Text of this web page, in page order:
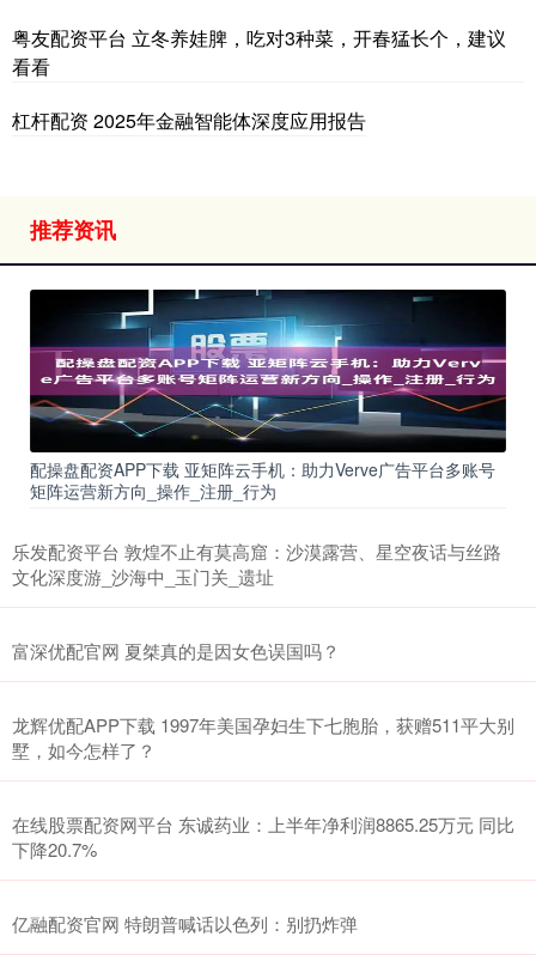
粤友配资平台 立冬养娃脾，吃对3种菜，开春猛长个，建议
看看
杠杆配资 2025年金融智能体深度应用报告
推荐资讯
配操盘配资APP下载 亚矩阵云手机：助力Verve广告平台多账号
矩阵运营新方向_操作_注册_行为
乐发配资平台 敦煌不止有莫高窟：沙漠露营、星空夜话与丝路
文化深度游_沙海中_玉门关_遗址
富深优配官网 夏桀真的是因女色误国吗？
龙辉优配APP下载 1997年美国孕妇生下七胞胎，获赠511平大别
墅，如今怎样了？
在线股票配资网平台 东诚药业：上半年净利润8865.25万元 同比
下降20.7%
亿融配资官网 特朗普喊话以色列：别扔炸弹